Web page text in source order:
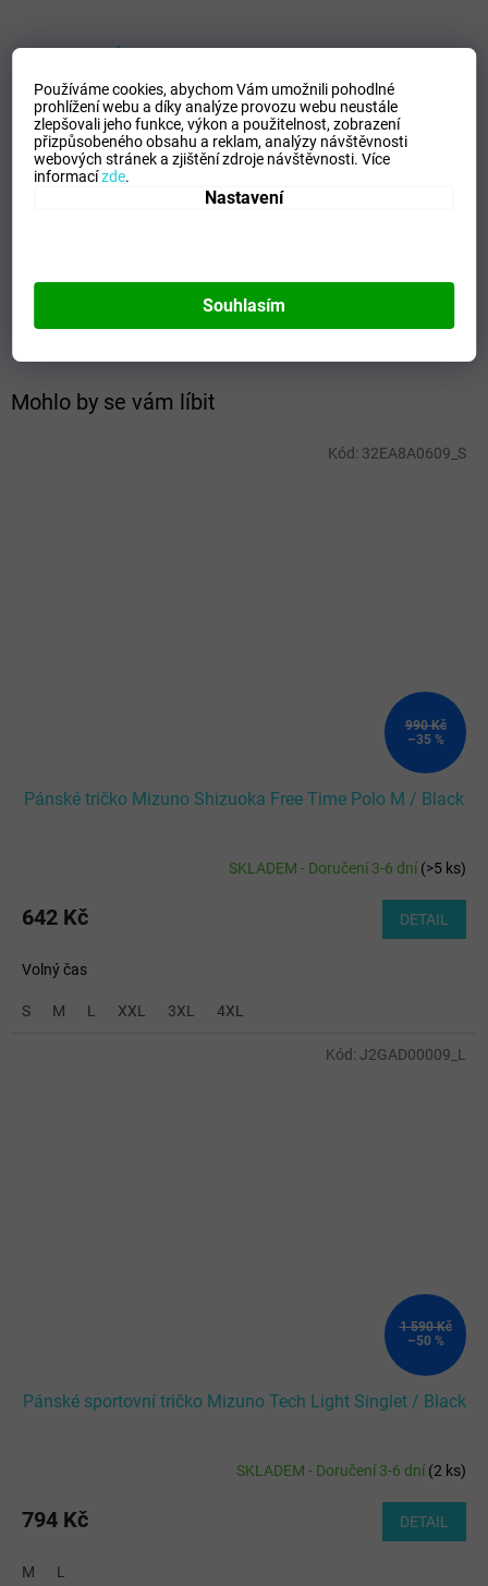
Používáme cookies, abychom Vám umožnili pohodlné
prohlížení webu a díky analýze provozu webu neustále
zlepšovali jeho funkce, výkon a použitelnost,zobrazení
přizpůsobeného obsahu a reklam, analýzy návštěvnosti
webových stránek a zjištění zdroje návštěvnosti.Více
informacízde.
Nastavení
Souhlasím
Mohlo by se vám líbit
990 Kč
–35 %
Pánské tričko Mizuno Shizuoka Free Time Polo M / Black
SKLADEM - Doručení 3-6 dní(>5 ks)
642 Kč DETAIL
Volný čas
S M L XXL 3XL 4XL
Kód: 32EA8A0609_S
1 590 Kč
–50 %
Pánské sportovní tričko Mizuno Tech Light Singlet / Black
SKLADEM - Doručení 3-6 dní(2 ks)
794 Kč DETAIL
M L
Kód: J2GAD00009_L
Doplňkové parametry
Kategorie:
Pánské trika
EAN:
5054698771754